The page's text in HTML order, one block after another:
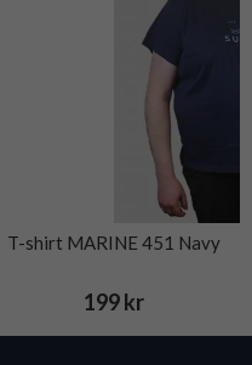
T-shirt MARINE 451 Navy
199 kr